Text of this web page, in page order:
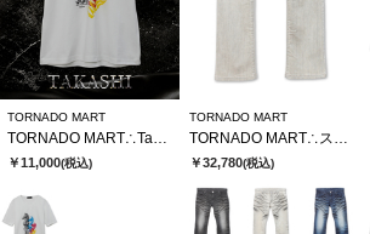
TORNADO MART
TORNADO MART∴TakashixTMコラボTシャツ
￥11,000(税込)
TORNADO MART
TORNADO MART∴ストロングダークダイシューカットデニム
￥32,780(税込)